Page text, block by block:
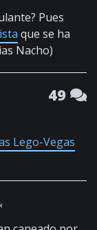
Pues
que se ha
Nacho)
49
Lego-Vegas